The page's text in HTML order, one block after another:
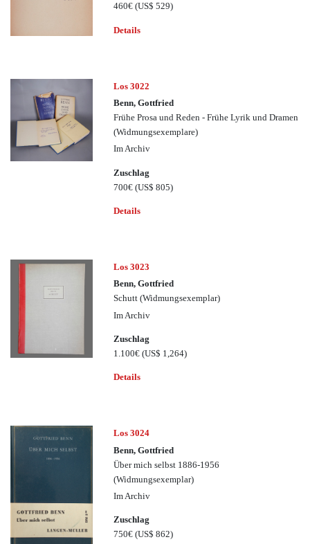
460€(US$ 529)
Details
Los 3022
Benn, Gottfried
Frühe Prosa und Reden - Frühe Lyrik und Dramen
(Widmungsexemplare)
Im Archiv
Zuschlag
700€(US$ 805)
Details
Los 3023
Benn, Gottfried
Schutt (Widmungsexemplar)
Im Archiv
Zuschlag
1.100€(US$ 1,264)
Details
Los 3024
Benn, Gottfried
Über mich selbst 1886-1956
(Widmungsexemplar)
Im Archiv
Zuschlag
750€(US$ 862)